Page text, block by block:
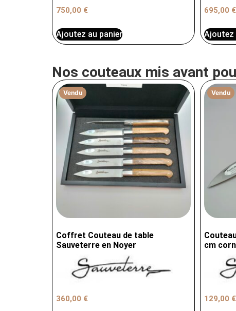
750,00 €
Ajoutez au panier
695,00 €
Ajoutez
Nos couteaux mis avant
Vendu
Coffret Couteau de table
Sauveterre en Noyer
360,00 €
Vendu
cm
129,00 €